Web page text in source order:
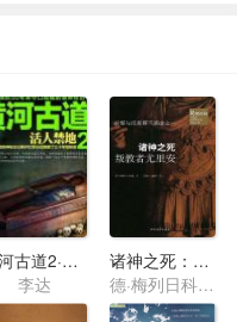
黄河古道2·活人禁地
李达
诸神之死：叛教者尤里安
德·梅列日科夫斯基